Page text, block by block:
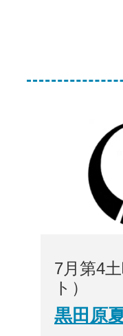
7月第4
ト）
黒田原